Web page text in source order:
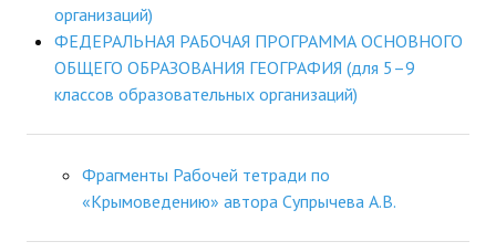
КОНТАКТЫ
организаций)
ФЕДЕРАЛЬНАЯ РАБОЧАЯ ПРОГРАММА ОСНОВНОГО
ОБЩЕГО ОБРАЗОВАНИЯ ГЕОГРАФИЯ (для 5–9
классов образовательных организаций)
Фрагменты Рабочей тетради по
«Крымоведению» автора Супрычева А.В.